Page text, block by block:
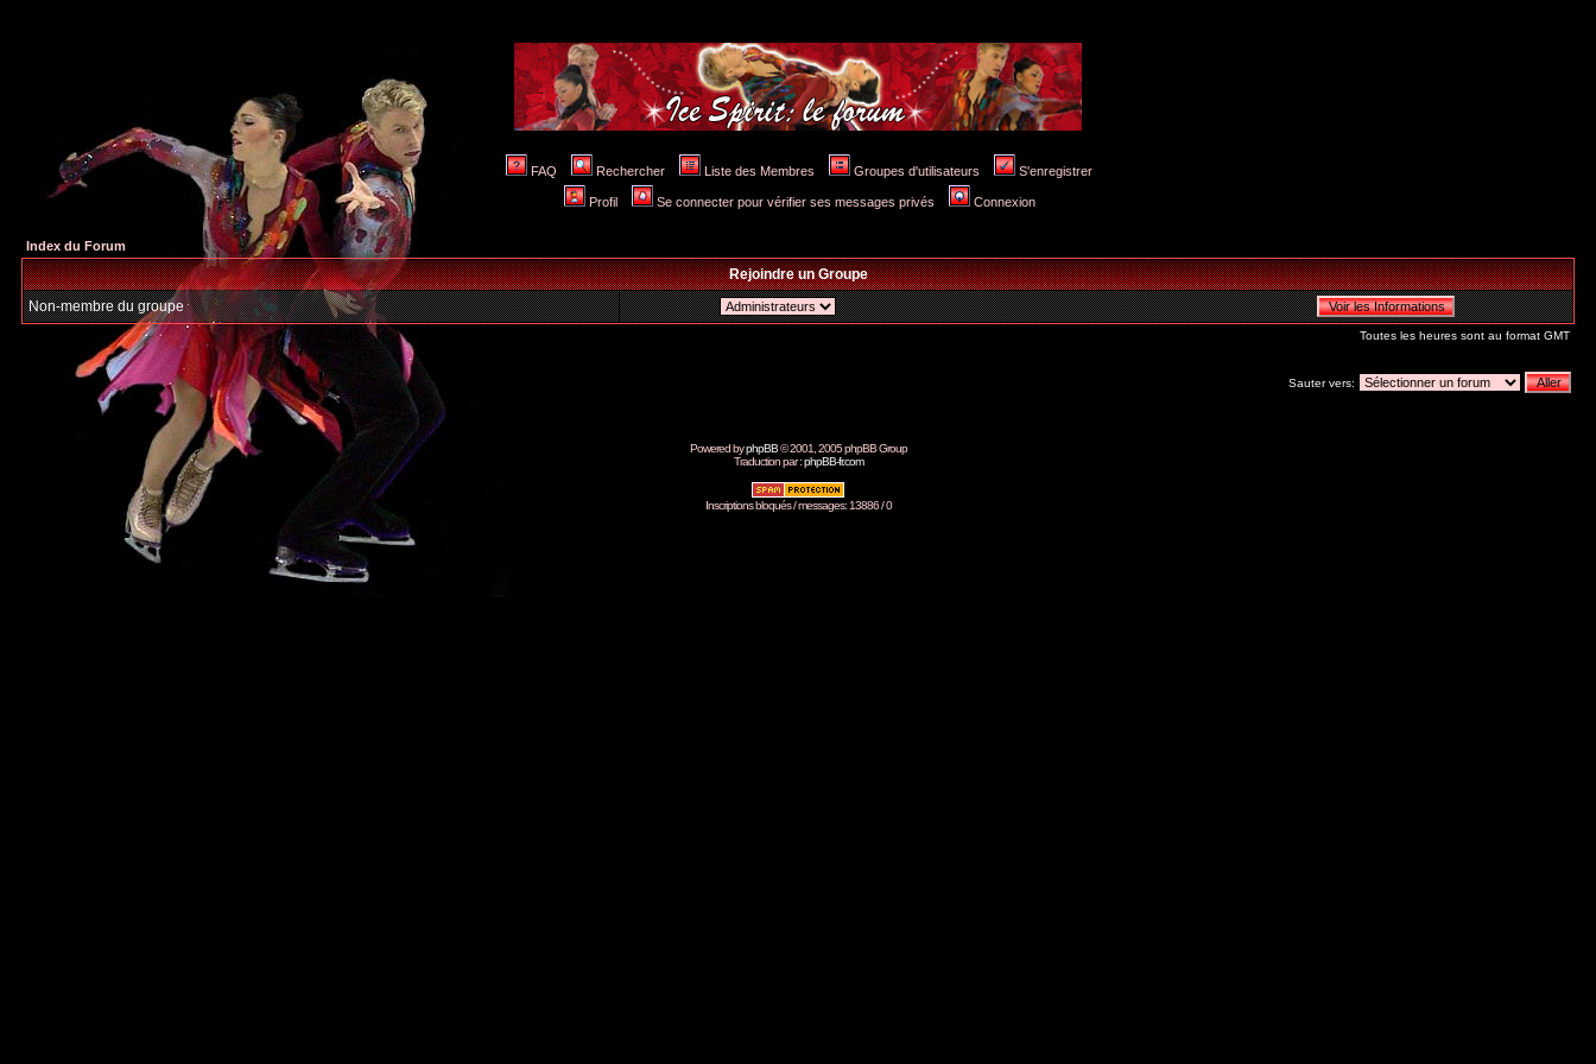
FAQ Rechercher Liste des Membres Groupes d'utilisateurs S'enregistrer
Profil Se connecter pour vérifier ses messages privés Connexion
Index du Forum
Rejoindre un Groupe
Non-membre du groupe
Toutes les heures sont au format GMT
Sauter vers:
Powered byphpBB© 2001, 2005 phpBB Group
Traduction par :phpBB-fr.com
Inscriptions bloqués / messages: 13886 / 0